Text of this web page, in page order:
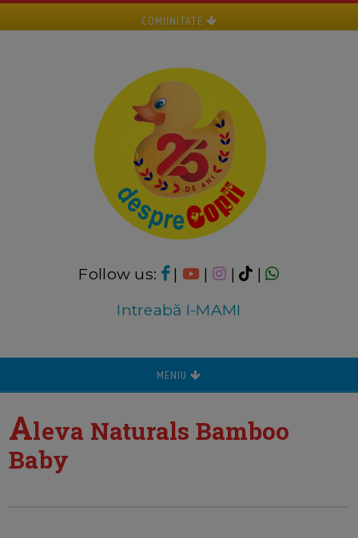
COMUNITATE
Follow us: | | |
|
Intreabă I-MAMI
MENIU
Aleva Naturals Bamboo
Baby